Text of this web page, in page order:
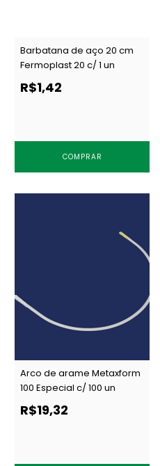
Barbatana de aço 20 cm
Fermoplast 20 c/ 1 un
R$1,42
COMPRAR
Arco de arame Metaxform
100 Especial c/ 100 un
R$19,32